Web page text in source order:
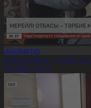
отбасы – тәрбие
20:19